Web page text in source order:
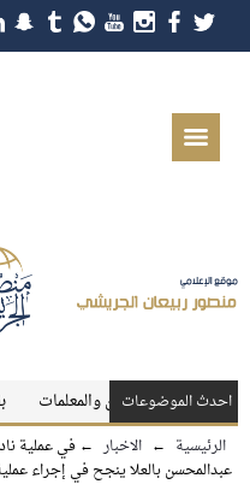
احدث الموضوعات بقاء الأثر للمعلمين والمعلمات
الرئيسية ← الاخبار ← في عملية
عبدالمحسن بالعلا ينجح في إجراء